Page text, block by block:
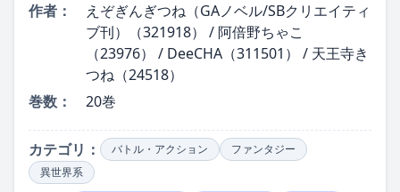
作者：
えぞぎんぎつね（GAノベル/SBクリエイティ
ブ刊）（321918） / 阿倍野ちゃこ
（23976） / DeeCHA（311501） / 天王寺き
つね（24518）
巻数：
20巻
カテゴリ： バトル・アクション
ファンタジー
異世界系